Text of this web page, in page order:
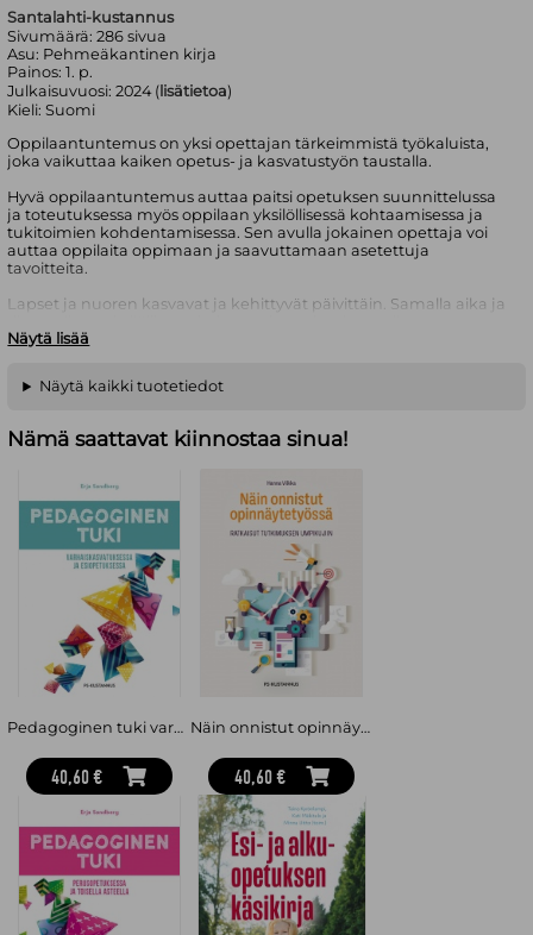
Santalahti-kustannus
Sivumäärä:286 sivua
Asu: Pehmeäkantinen kirja
Painos:1. p.
Julkaisuvuosi:2024 ( lisätietoa)
Kieli:Suomi
Oppilaantuntemus on yksi opettajan tärkeimmistä työkaluista,
joka vaikuttaa kaiken opetus- ja kasvatustyön taustalla.
Hyvä oppilaantuntemus auttaa paitsi opetuksen suunnittelussa
ja toteutuksessa myös oppilaan yksilöllisessä kohtaamisessa ja
tukitoimien kohdentamisessa. Sen avulla jokainen opettaja voi
auttaa oppilaita oppimaan ja saavuttamaan asetettuja
tavoitteita.
Lapset ja nuoren kasvavat ja kehittyvät päivittäin. Samalla aika ja
vähenevän. Tämä teos tarjoaa opettajille kokonaiskuvan
keinoja, joilla oppilaantuntemusta voi kartuttaa.
englannin aineenopettaja. Hän työskentelee erityispedagogiikan
yliopistonlehtorina Jyväskylän yliopistossa.
Jerker Polso on koulutukseltaan erityisopettaja ja luokanopettaja.
Hän työskentelee Jyväskylän normaalikoulussa perusopetuksen
1.-6. luokkien rehtorina.
Muut kirjoittajat ovat lukujensa teemoihin erikoistuneita
kokeneita opettajia, tutkijoita ja kasvatusalan ammattilaisia.
Näytä lisää
Näytä kaikki tuotetiedot
Nämä saattavat kiinnostaa sinua!
Pedagoginen tuki varhaiskasvatuksessa ja esiopetuksessa
40,60 €
Näin onnistut opinnäytetyössä : ratkaisut tutkimuksen umpikujiin
40,60 €